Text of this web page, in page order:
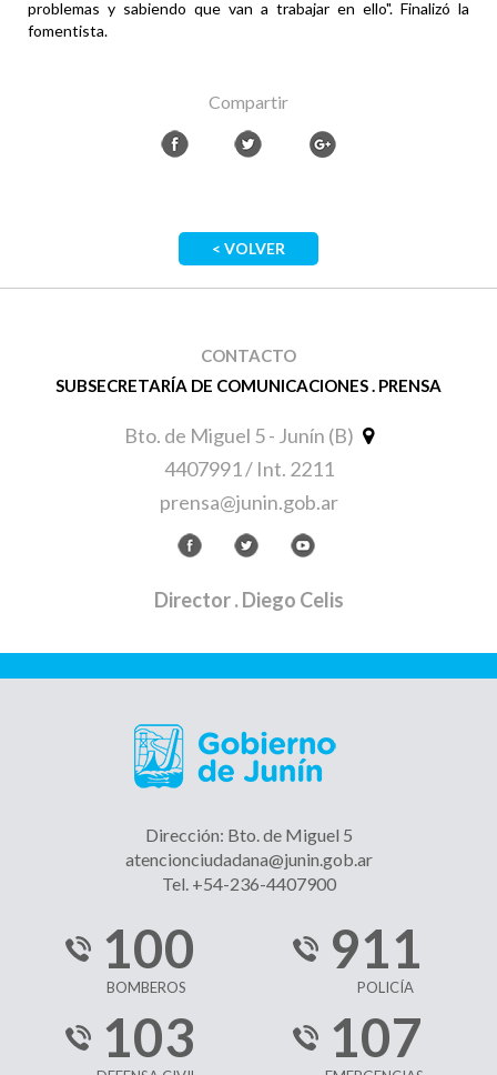
problemas y sabiendo que van a trabajar en ello". Finalizó la
fomentista.
Compartir
< VOLVER
CONTACTO
SUBSECRETARÍA DE COMUNICACIONES . PRENSA
Bto. de Miguel 5 - Junín (B)
4407991 / Int. 2211
prensa@junin.gob.ar
Director. Diego Celis
Dirección: Bto. de Miguel 5
atencionciudadana@junin.gob.ar
Tel. +54-236-4407900
100
BOMBEROS
911
POLICÍA
103 107